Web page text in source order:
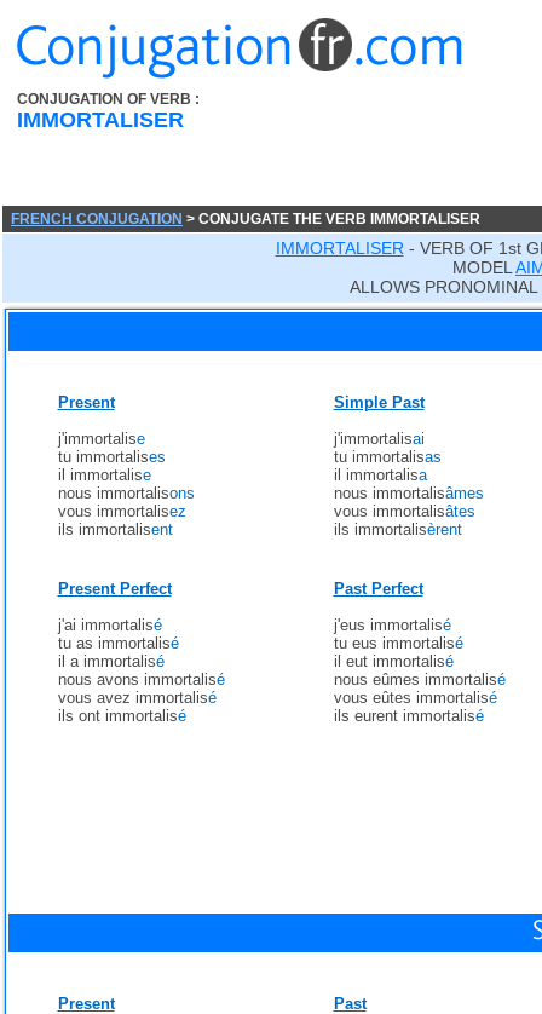
CONJUGATION OF VERB :
IMMORTALISER
FRENCH CONJUGATION > CONJUGATE THE VERB IMMORTALISER
IMMORTALISER - VERB OF 1st
MODEL
ALLOWS
Present
j'immortalise
tu immortalises
il immortalise
nous immortalisons
vous immortalisez
ils immortalisent
Simple Past
j'immortalisai
tu immortalisas
il immortalisa
nous immortalisâmes
vous immortalisâtes
ils immortalisèrent
Present Perfect
j'ai immortalisé
tu as immortalisé
il a immortalisé
nous avons immortalisé
vous avez immortalisé
ils ont immortalisé
Past Perfect
j'eus immortalisé
tu eus immortalisé
il eut immortalisé
nous eûmes immortalisé
vous eûtes immortalisé
ils eurent immortalisé
Present
Past